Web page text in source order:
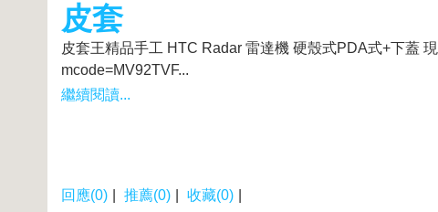
皮套
皮套王精品手工 HTC Radar 雷達機 硬殼式PDA式+下蓋
mcode=MV92TVF...
繼續閱讀...
回應(0) 推薦(0) 收藏(0)